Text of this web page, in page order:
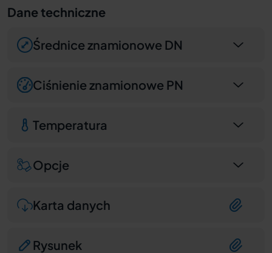
Dane techniczne
Średnice znamionowe DN
Ciśnienie znamionowe PN
Temperatura
Opcje
Karta danych
Rysunek